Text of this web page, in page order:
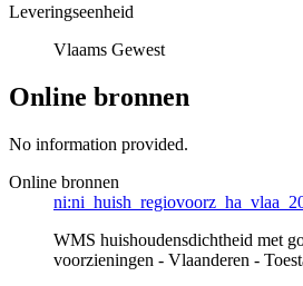
Leveringseenheid
Vlaams Gewest
Online bronnen
No information provided.
Online bronnen
WMS huishoudensdichtheid met
voorzieningen - Vlaanderen -